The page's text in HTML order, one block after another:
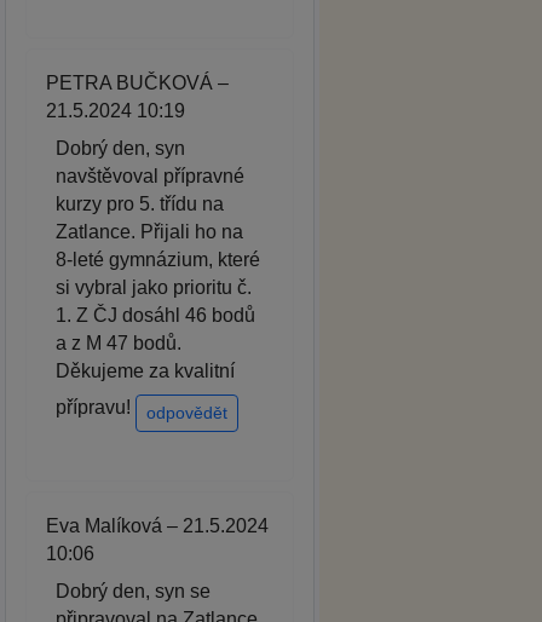
PETRA BUČKOVÁ –
21.5.2024 10:19
Dobrý den, syn
navštěvoval přípravné
kurzy pro 5. třídu na
Zatlance. Přijali ho na
8-leté gymnázium, které
si vybral jako prioritu č.
1. Z ČJ dosáhl 46 bodů
a z M 47 bodů.
Děkujeme za kvalitní
přípravu!
odpovědět
Eva Malíková – 21.5.2024
10:06
Dobrý den, syn se